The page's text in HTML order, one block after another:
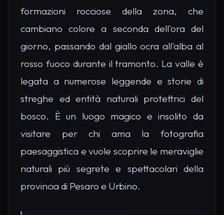
formazioni rocciose della zona, che
cambiano colore a seconda dell'ora del
giorno, passando dal giallo ocra all'alba al
rosso fuoco durante il tramonto. La valle è
legata a numerose leggende e storie di
streghe ed entità naturali protettrici del
bosco. È un luogo magico e insolito da
visitare per chi ama la fotografia
paesaggistica e vuole scoprire le meraviglie
naturali più segrete e spettacolari della
provincia di Pesaro e Urbino.